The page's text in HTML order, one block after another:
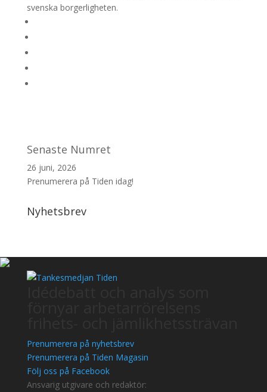
svenska borgerligheten.
Senaste Numret
26 juni, 2026
Prenumerera på Tiden idag!
Nyhetsbrev
Prenumerera på nyhetsbrev
Prenumerera på Tiden Magasin
Följ oss på Facebook
Ansvarig utgivare och redaktör: